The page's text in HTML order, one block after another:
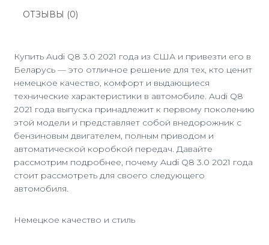
ОТЗЫВЫ (0)
Купить Audi Q8 3.0 2021 года из США и привезти его в
Беларусь — это отличное решение для тех, кто ценит
немецкое качество, комфорт и выдающиеся
технические характеристики в автомобиле. Audi Q8
2021 года выпуска принадлежит к первому поколению
этой модели и представляет собой внедорожник с
бензиновым двигателем, полным приводом и
автоматической коробкой передач. Давайте
рассмотрим подробнее, почему Audi Q8 3.0 2021 года
стоит рассмотреть для своего следующего
автомобиля.
Немецкое качество и стиль